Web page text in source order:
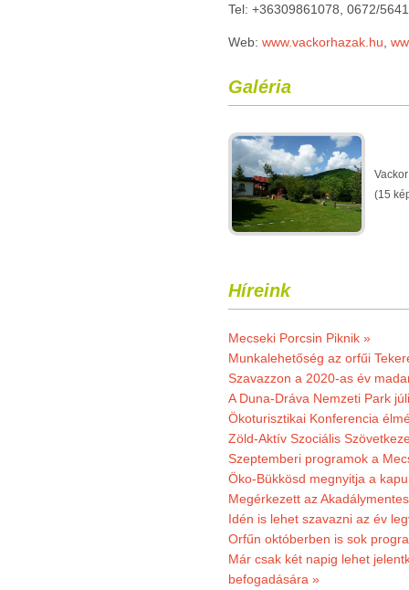
Tel: +36309861078, 0672/
Web: www.vackorhazak.hu
Galéria
(15
Híreink
Mecseki Porcsin Piknik »
Munkalehetőség az orfűi
Szavazzon a 2020-as év
A Duna-Dráva Nemzeti Park
Ökoturisztikai Konferencia
Zöld-Aktív Szociális
Szeptemberi programok a
Öko-Bükkösd megnyitja a
Megérkezett az
Idén is lehet szavazni az év
Orfűn októberben is sok
Már csak két napig lehet
befogadására »